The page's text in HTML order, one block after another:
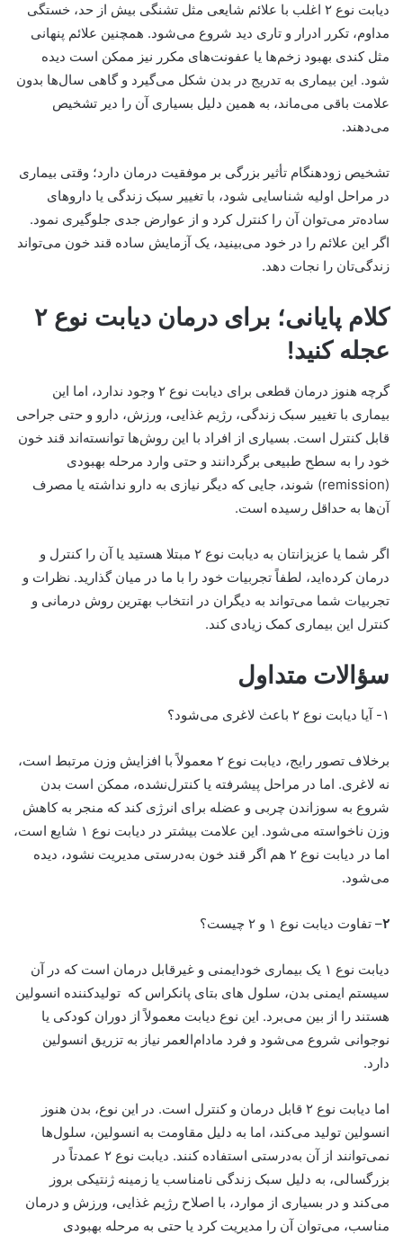
دیابت نوع ۲ اغلب با علائم شایعی مثل تشنگی بیش از حد، خستگی
مداوم، تکرر ادرار و تاری دید شروع می‌شود. همچنین علائم پنهانی
مثل کندی بهبود زخم‌ها یا عفونت‌های مکرر نیز ممکن است دیده
شود. این بیماری به تدریج در بدن شکل می‌گیرد و گاهی سال‌ها بدون
علامت باقی می‌ماند، به همین دلیل بسیاری آن را دیر تشخیص
می‌دهند.
تشخیص زودهنگام تأثیر بزرگی بر موفقیت درمان دارد؛ وقتی بیماری
در مراحل اولیه شناسایی شود، با تغییر سبک زندگی یا داروهای
ساده‌تر می‌توان آن را کنترل کرد و از عوارض جدی جلوگیری نمود.
اگر این علائم را در خود می‌بینید، یک آزمایش ساده قند خون می‌تواند
زندگی‌تان را نجات دهد.
کلام پایانی؛ برای درمان دیابت نوع ۲
عجله کنید!
گرچه هنوز درمان قطعی برای دیابت نوع ۲ وجود ندارد، اما این
بیماری با تغییر سبک زندگی، رژیم غذایی، ورزش، دارو و حتی جراحی
قابل کنترل است. بسیاری از افراد با این روش‌ها توانسته‌اند قند خون
خود را به سطح طبیعی برگردانند و حتی وارد مرحله بهبودی
(remission) شوند، جایی که دیگر نیازی به دارو نداشته یا مصرف
آن‌ها به حداقل رسیده است.
اگر شما یا عزیزانتان به دیابت نوع ۲ مبتلا هستید یا آن را کنترل و
درمان کرده‌اید، لطفاً تجربیات خود را با ما در میان گذارید. نظرات و
تجربیات شما می‌تواند به دیگران در انتخاب بهترین روش درمانی و
کنترل این بیماری کمک زیادی کند.
سؤالات متداول
۱- آیا دیابت نوع ۲ باعث لاغری می‌شود؟
برخلاف تصور رایج، دیابت نوع ۲ معمولاً با افزایش وزن مرتبط است،
نه لاغری. اما در مراحل پیشرفته یا کنترل‌نشده، ممکن است بدن
شروع به سوزاندن چربی و عضله برای انرژی کند که منجر به کاهش
وزن ناخواسته می‌شود. این علامت بیشتر در دیابت نوع ۱ شایع است،
اما در دیابت نوع ۲ هم اگر قند خون به‌درستی مدیریت نشود، دیده
می‌شود.
۲– تفاوت دیابت نوع ۱ و ۲ چیست؟
دیابت نوع ۱ یک بیماری خودایمنی و غیرقابل درمان است که در آن
سیستم ایمنی بدن، سلول های بتای پانکراس که تولیدکننده انسولین
هستند را از بین می‌برد. این نوع دیابت معمولاً از دوران کودکی یا
نوجوانی شروع می‌شود و فرد مادام‌العمر نیاز به تزریق انسولین
دارد.
اما دیابت نوع ۲ قابل درمان و کنترل است. در این نوع، بدن هنوز
انسولین تولید می‌کند، اما به دلیل مقاومت به انسولین، سلول‌ها
نمی‌توانند از آن به‌درستی استفاده کنند. دیابت نوع ۲ عمدتاً در
بزرگسالی، به دلیل سبک زندگی نامناسب یا زمینه ژنتیکی بروز
می‌کند و در بسیاری از موارد، با اصلاح رژیم غذایی، ورزش و درمان
مناسب، می‌توان آن را مدیریت کرد یا حتی به مرحله بهبودی